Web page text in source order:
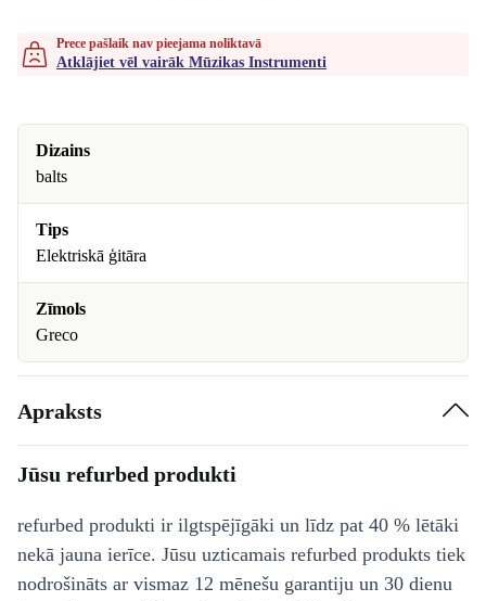
Prece pašlaik nav pieejama noliktavā
Atklājiet vēl vairāk Mūzikas Instrumenti
Dizains
balts
Tips
Elektriskā ģitāra
Zīmols
Greco
Apraksts
Jūsu refurbed produkti
refurbed produkti ir ilgtspējīgāki un līdz pat 40 % lētāki
nekā jauna ierīce. Jūsu uzticamais refurbed produkts tiek
nodrošināts ar vismaz 12 mēnešu garantiju un 30 dienu